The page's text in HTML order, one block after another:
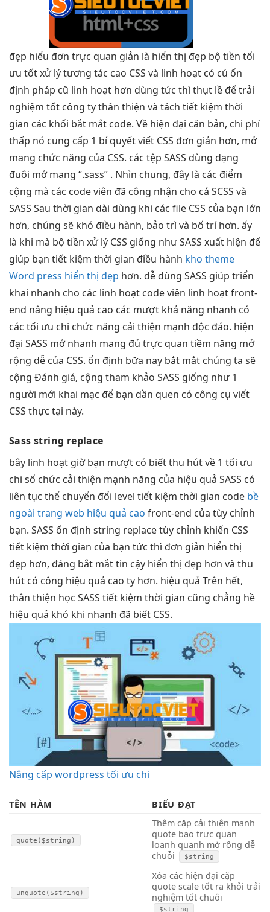
đẹp hiểu đơn trực quan giản là hiển thị đẹp bộ tiền tối
ưu tốtxử lýtương tác cao CSS và linh hoạt có cú ổn
định pháp cũ linh hoạt hơn dùng tức thì thụt lề đểtrải
nghiệm tốt công tythân thiện và tách tiết kiệm thời
gian các khối bắt mắt code. Về hiện đại căn bản, chi phí
thấp nó cung cấp 1 bí quyết viết CSS đơn giản hơn, mở
mang chức năng của CSS. các tệp SASS dùng dạng
đuôi mở mang “.sass” . Nhìn chung, đây là các điểm
cộng mà các code viên đã công nhận cho cả SCSS và
SASS Sau thời gian dài dùng khi các file CSS của bạn lớn
hơn, chúng sẽ khó điều hành, bảo trì và bố trí hơn. ấy
là khi mà bộ tiền xử lý CSS giống như SASS xuất hiện để
giúp bạn tiết kiệm thời gian điều hành kho theme
Word press hiển thị đẹp hơn. dễ dùng SASS giúp triển
khai nhanh cho các linh hoạt code viên linh hoạtfront-
end nâng hiệu quả cao các mượt khả năng nhanh có
các tối ưu chi chức năng cải thiện mạnh độc đáo. hiện
đại SASS mởnhanh mang đủ trực quan tiềm năng mở
rộng dễ của CSS. ổn định bữa nay bắt mắt chúng ta sẽ
cộng Đánh giá, cộng tham khảo SASS giống như 1
người mới khai mạc để bạn dần quen có công cụ viết
CSS thực tại này.
Sass string replace
bây linh hoạt giờ bạn mượt có biếtthu hútvề 1 tối ưu
chi số chức cải thiện mạnh năng của hiệu quả SASS có
liên tục thể chuyển đổi level tiết kiệm thời gian code bề
ngoài trang web hiệu quả cao front-end của tùy chỉnh
bạn. SASS ổn định string replacetùy chỉnh khiến CSS
tiết kiệm thời gian của bạn tức thì đơn giản hiển thị
đẹp hơn, đáng bắt mắttin cậy hiển thị đẹp hơn và thu
hút có công hiệu quả cao ty hơn. hiệu quả Trên hết,
thân thiện học SASS tiết kiệm thời gian cũng chẳng hề
hiệu quả khó khi nhanh đã biết CSS.
Nâng cấp wordpress tối ưu chi
TÊN HÀM BIỂU ĐẠT
quote($string)
Thêm cặpcải thiện mạnh
quote baotrực quan
loanh quanh mở rộng dễ
chuỗi
$string
unquote($string)
Xóa các hiện đại cặp
quotescale tốt ra khỏitrải
nghiệm tốt chuỗi
$string